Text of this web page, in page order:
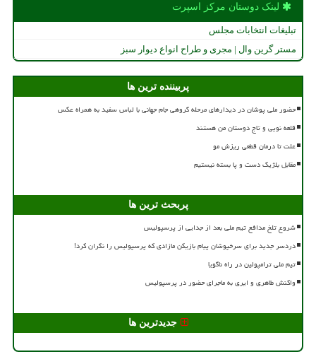
لینک دوستان مركز اسپرت
تبلیغات انتخابات مجلس
مستر گرین وال | مجری و طراح انواع دیوار سبز
پربیننده ترین ها
حضور ملی پوشان در دیدارهای مرحله گروهی جام جهانی با لباس سفید به همراه عکس
قلعه نویی و تاج دوستان من هستند
علت تا درمان قطعی ریزش مو
مقابل بلژیک دست و پا بسته نیستیم
پربحث ترین ها
شروع تلخ مدافع تیم ملی بعد از جدایی از پرسپولیس
دردسر جدید برای سرخپوشان پیام بازیکن مازادی که پرسپولیس را نگران کرد!
تیم ملی ترامپولین در راه ناگویا
واکنش طاهری و ایری به ماجرای حضور در پرسپولیس
جدیدترین ها